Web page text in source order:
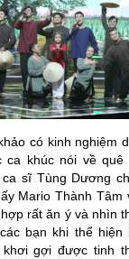
có kinh nghiệm
ca khúc nói về quê
sĩ Tùng Dương
Mario Thành Tâm
rất ăn ý và nhìn
bạn khi thể hiện
khơi gợi được tinh